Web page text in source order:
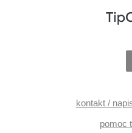
kontakt /
pomoc